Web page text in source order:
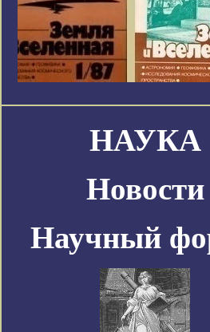
НАУКА
Новости
Научный